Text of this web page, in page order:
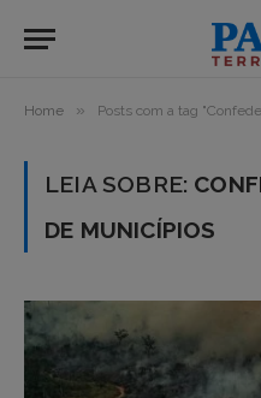
Home » Posts com a tag
LEIA SOBRE:
DE MUNICÍPIOS